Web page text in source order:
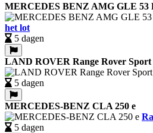
MERCEDES BENZ AMG GLE 53
het lot
5 dagen
LAND ROVER Range Rover Sport
5 dagen
MERCEDES-BENZ CLA 250 e
5 dagen